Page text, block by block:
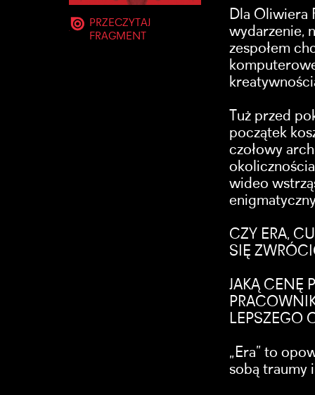
PRZECZYTAJ
FRAGMENT
Dla Oliwiera
wydarzenie,
zespołem
Tuż przed
początek
czołowy
wideo
CZY ERA,
SIĘ
JAKĄ CENĘ
LEPSZEGO
„Era” to
sobą traumy